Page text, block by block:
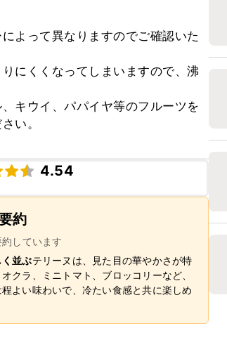
よって異なりますのでご確認いた
にくくなってしまいますので、沸
キウイ、パパイヤ等のフルーツを
い。
4.54
約
しています
並ぶテリーヌは、見た目の華やかさが特
クラ、ミニトマト、ブロッコリーなど、
よい味わいで、冷たい食感と共に楽しめ